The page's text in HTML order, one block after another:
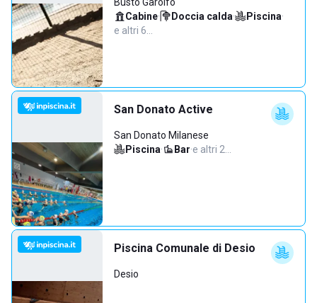
Cabine· Doccia calda· Piscina·
e altri 6…
San Donato Active
San Donato Milanese
Piscina· Bar·e altri 2…
Piscina Comunale di Desio
Desio